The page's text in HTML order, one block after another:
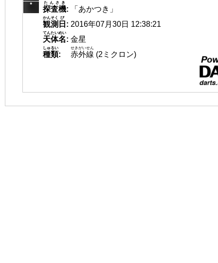
探査機
たんさき
:
「あかつき」
観測
かんそく
日
び
: 2016年07月30日 12:38:21
天体名
てんたいめい
: 金星
種類
しゅるい
: 赤外線
せきがいせん
(2ミクロン)